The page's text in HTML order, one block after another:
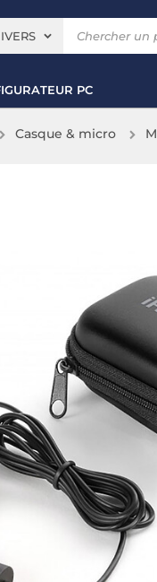
PC
Casque & micro